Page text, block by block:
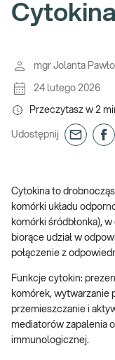
Cytokina
mgr Jolanta
24 lutego 2026
Przeczytasz w 2
Udostępnij
Cytokina to
komórki układu
komórki śródbłonka),
biorące udział w
połączenie z
Funkcje cytokin:
komórek, wytwarzanie
przemieszczanie i
mediatorów zapalenia
immunologicznej.